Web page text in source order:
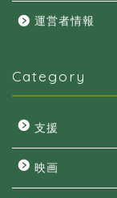
運営者情報
Category
支援
映画